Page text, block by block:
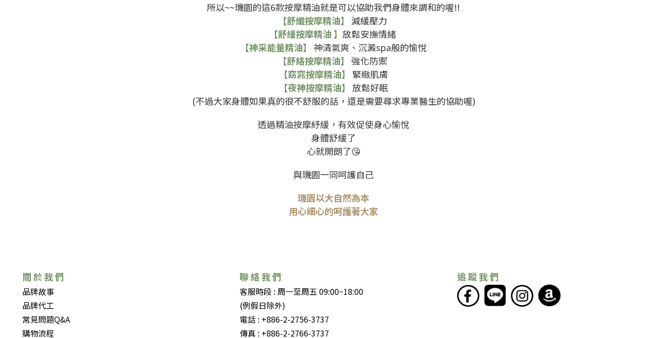
所以~~璣園的這6款按摩精油就是可以協助我們身體來調和的喔!!
【舒纖按摩精油】
減緩壓力
【舒緩按摩精油】 放鬆安撫情緒
【神采能量精油】
神清氣爽、沉澱spa般的愉悅
【舒絡按摩精油】
強化防禦
【窈窕按摩精油】
緊緻肌膚
【夜神按摩精油】 放鬆好眠
(不過大家身體如果真的很不舒服的話，還是需要尋求專業醫生的協助喔)
透過精油按摩紓緩，有效促使身心愉悅
身體舒緩了
心就開朗了😘
與璣園一同呵護自己
璣園以大自然為本
用心細心的呵護著大家
關 於 我 們
品牌故事
品牌代工
常見問題Q&A
購物流程
聯 絡 我 們
客服時段 : 周一至周五 09:00~18:00
(例假日除外)
電話 : +886-2-2756-3737
傳真 : +886-2-2766-3737
追 蹤 我 們